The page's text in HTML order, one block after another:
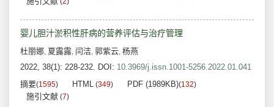
婴儿胆汁淤积性肝病的营养评估与治疗管理
杜丽娜, 夏露露, 闫洁, 郭紫云, 杨燕
2022, 38(1): 228-232. DOI: 10.3969/j.issn.1001-5256.2022.01.041
摘要(1595) HTML (349) PDF (1989KB)(132)
施引文献 (7)